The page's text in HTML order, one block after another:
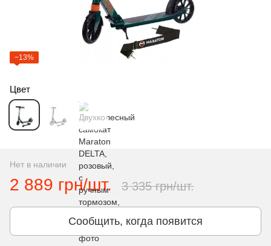
−13%
Цвет
Нет в наличии
2 889 грн/шт. 3 335 грн/шт.
Сообщить, когда появится